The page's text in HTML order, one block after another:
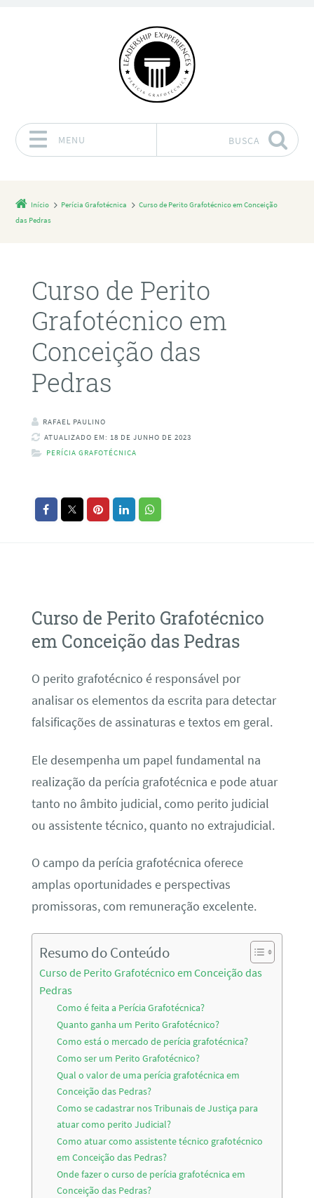
MENU BUSCA
Início Perícia Grafotécnica
Curso de Perito Grafotécnico em Conceição
das Pedras
Curso de Perito
Grafotécnico em
Conceição das
Pedras
RAFAEL PAULINO
ATUALIZADO EM: 18 DE JUNHO DE 2023
PERÍCIA GRAFOTÉCNICA
Curso de Perito Grafotécnico
em Conceição das Pedras
O perito grafotécnico é responsável por
analisar os elementos da escrita para detectar
falsificações de assinaturas e textos em geral.
Ele desempenha um papel fundamental na
realização da perícia grafotécnica e pode atuar
tanto no âmbito judicial, como perito judicial
ou assistente técnico, quanto no extrajudicial.
O campo da perícia grafotécnica oferece
amplas oportunidades e perspectivas
promissoras, com remuneração excelente.
Resumo do Conteúdo
Curso de Perito Grafotécnico em Conceição das
Pedras
Como é feita a Perícia Grafotécnica?
Quanto ganha um Perito Grafotécnico?
Como está o mercado de perícia grafotécnica?
Como ser um Perito Grafotécnico?
Qual o valor de uma perícia grafotécnica em
Conceição das Pedras?
Como se cadastrar nos Tribunais de Justiça para
atuar como perito Judicial?
Como atuar como assistente técnico grafotécnico
em Conceição das Pedras?
Onde fazer o curso de perícia grafotécnica em
Conceição das Pedras?